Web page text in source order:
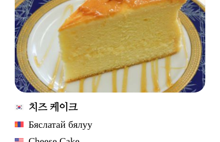
치즈 케이크
Бяслатай бялуу